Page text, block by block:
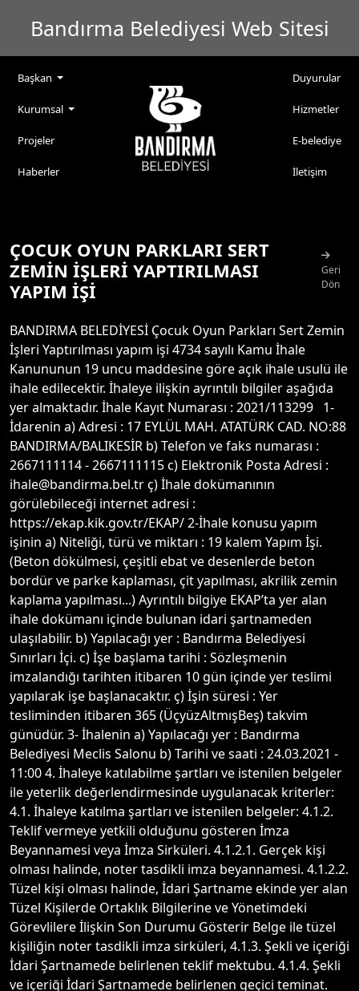
Bandırma Belediyesi Web Sitesi
Başkan
Kurumsal
Projeler
Haberler
Duyurular
Hizmetler
E-belediye
İletişim
ÇOCUK OYUN PARKLARI SERT
ZEMİN İŞLERİ YAPTIRILMASI
YAPIM İŞİ
Geri
Dön
BANDIRMA BELEDİYESİ Çocuk Oyun Parkları Sert Zemin
İşleri Yaptırılması yapım işi 4734 sayılı Kamu İhale
Kanununun 19 uncu maddesine göre açık ihale usulü ile
ihale edilecektir. İhaleye ilişkin ayrıntılı bilgiler aşağıda
yer almaktadır. İhale Kayıt Numarası : 2021/113299 1-
İdarenin a) Adresi : 17 EYLÜL MAH. ATATÜRK CAD. NO:88
BANDIRMA/BALIKESİR b) Telefon ve faks numarası :
2667111114 - 2667111115 c) Elektronik Posta Adresi :
ihale@bandirma.bel.tr ç) İhale dokümanının
görülebileceği internet adresi :
https://ekap.kik.gov.tr/EKAP/ 2-İhale konusu yapım
işinin a) Niteliği, türü ve miktarı : 19 kalem Yapım İşi.
(Beton dökülmesi, çeşitli ebat ve desenlerde beton
bordür ve parke kaplaması, çit yapılması, akrilik zemin
kaplama yapılması...) Ayrıntılı bilgiye EKAP’ta yer alan
ihale dokümanı içinde bulunan idari şartnameden
ulaşılabilir. b) Yapılacağı yer : Bandırma Belediyesi
Sınırları İçi. c) İşe başlama tarihi : Sözleşmenin
imzalandığı tarihten itibaren 10 gün içinde yer teslimi
yapılarak işe başlanacaktır. ç) İşin süresi : Yer
tesliminden itibaren 365 (ÜçyüzAltmışBeş) takvim
günüdür. 3- İhalenin a) Yapılacağı yer : Bandırma
Belediyesi Meclis Salonu b) Tarihi ve saati : 24.03.2021 -
11:00 4. İhaleye katılabilme şartları ve istenilen belgeler
ile yeterlik değerlendirmesinde uygulanacak kriterler:
4.1. İhaleye katılma şartları ve istenilen belgeler: 4.1.2.
Teklif vermeye yetkili olduğunu gösteren İmza
Beyannamesi veya İmza Sirküleri. 4.1.2.1. Gerçek kişi
olması halinde, noter tasdikli imza beyannamesi. 4.1.2.2.
Tüzel kişi olması halinde, İdari Şartname ekinde yer alan
Tüzel Kişilerde Ortaklık Bilgilerine ve Yönetimdeki
Görevlilere İlişkin Son Durumu Gösterir Belge ile tüzel
kişiliğin noter tasdikli imza sirküleri, 4.1.3. Şekli ve içeriği
İdari Şartnamede belirlenen teklif mektubu. 4.1.4. Şekli
ve içeriği İdari Şartnamede belirlenen geçici teminat.